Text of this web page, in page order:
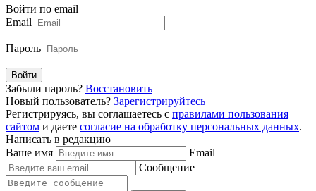
Войти по email
Email
Пароль
Войти
Забыли пароль? Восстановить
Новый пользователь? Зарегистрируйтесь
Регистрируясь, вы соглашаетесь с правилами пользования
сайтом и даете согласие на обработку персональных данных.
Написать в редакцию
Ваше имя
Email
Сообщение